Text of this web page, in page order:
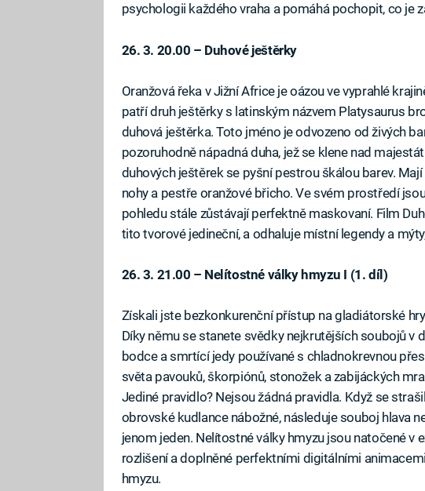
psychologii každého vraha a pomáhá pochopit, co je
26. 3. 20.00 – Duhové ještěrky
Oranžová řeka v Jižní Africe je oázou ve vyprahlé
patří druh ještěrky s latinským názvem Platysaurus
duhová ještěrka. Toto jméno je odvozeno od živých
pozoruhodně nápadná duha, jež se klene nad
duhových ještěrek se pyšní pestrou škálou barev.
nohy a pestře oranžové břicho. Ve svém prostředí
pohledu stále zůstávají perfektně maskovaní. Film
tito tvorové jedineční, a odhaluje místní legendy a
26. 3. 21.00 – Nelítostné války hmyzu I (1. díl)
Získali jste bezkonkurenční přístup na gladiátorské
Díky němu se stanete svědky nejkrutějších soubojů v
bodce a smrtící jedy používané s chladnokrevnou
světa pavouků, škorpiónů, stonožek a zabijáckých
Jediné pravidlo? Nejsou žádná pravidla. Když se
obrovské kudlance nábožné, následuje souboj hlava
jenom jeden. Nelítostné války hmyzu jsou natočené v
rozlišení a doplněné perfektními digitálními
hmyzu.